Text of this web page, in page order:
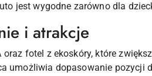
jest wygodne zarówno dla
i atrakcje
oraz fotel z ekoskóry, które
umożliwia dopasowanie pozycji